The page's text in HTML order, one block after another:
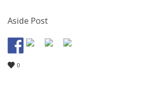
Aside Post
0